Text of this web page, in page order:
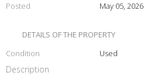
Posted
May 05, 2026
DETAILS OF THE PROPERTY
Condition
Used
Description